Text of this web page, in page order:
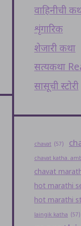
वाहिनीची
शृंगारिक
शेजारी कथा
सत्यकथा
सासूची स्टोरी
chavat (57)
chavat katha.
chavat
hot marathi
hot marathi
laingik katha (57)